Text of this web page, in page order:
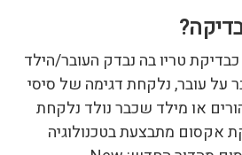
טריו בה נבדק העובר/הילד
על עובר, נלקחת דגימה של סיסי
או מילד שכבר נולד נלקחת
אקסום מתבצעת בטכנולוגיה